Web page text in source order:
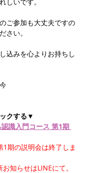
ご参加も大丈夫ですの
さい。
込みを心よりお持ちし
クする▼
識入門コース 第1期
期の説明会は終了しま
知らせはLINEにて。